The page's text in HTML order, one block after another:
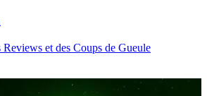
Reviews et des Coups de Gueule